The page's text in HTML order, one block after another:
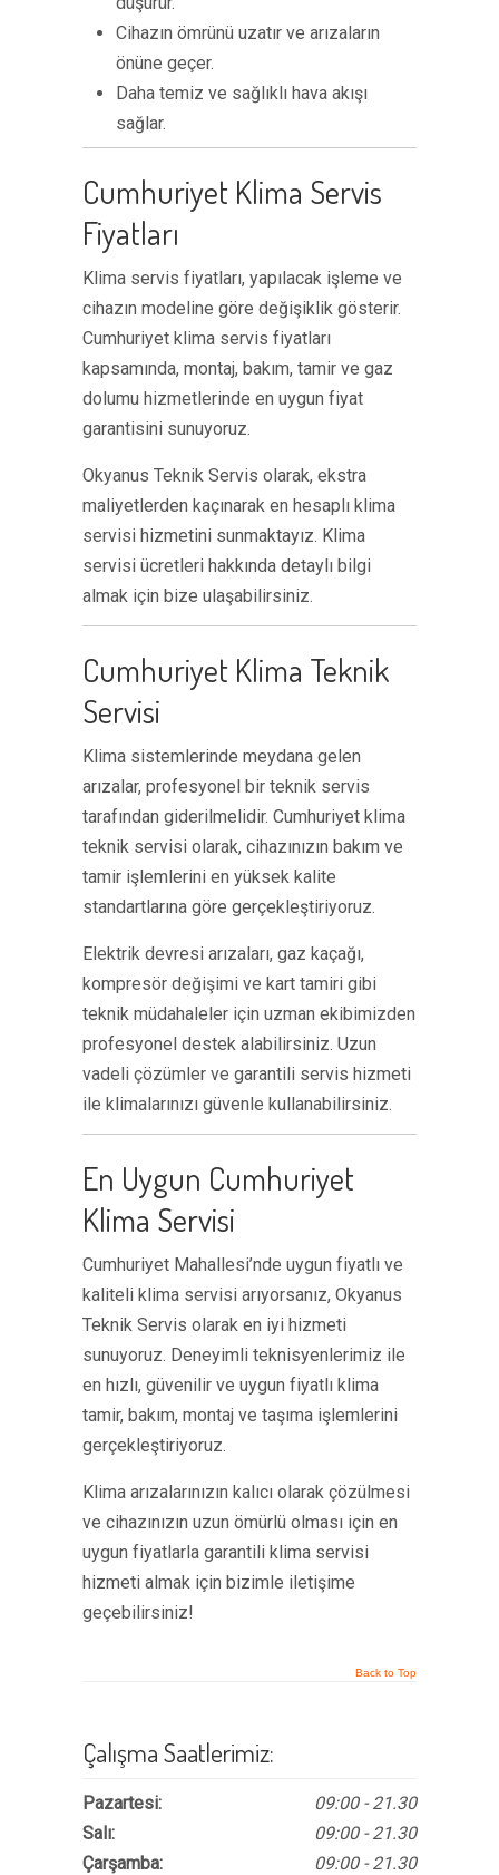
Cihazın ömrünü uzatır ve arızaların
önüne geçer.
Daha temiz ve sağlıklı hava akışı
sağlar.
Cumhuriyet Klima Servis
Fiyatları
Klima servis fiyatları, yapılacak işleme ve
cihazın modeline göre değişiklik gösterir.
Cumhuriyet klima servis fiyatları
kapsamında, montaj, bakım, tamir ve gaz
dolumu hizmetlerinde en uygun fiyat
garantisini sunuyoruz.
Okyanus Teknik Servis olarak, ekstra
maliyetlerden kaçınarak en hesaplı klima
servisi hizmetini sunmaktayız. Klima
servisi ücretleri hakkında detaylı bilgi
almak için bize ulaşabilirsiniz.
Cumhuriyet Klima Teknik
Servisi
Klima sistemlerinde meydana gelen
arızalar, profesyonel bir teknik servis
tarafından giderilmelidir. Cumhuriyet klima
teknik servisi olarak, cihazınızın bakım ve
tamir işlemlerini en yüksek kalite
standartlarına göre gerçekleştiriyoruz.
Elektrik devresi arızaları, gaz kaçağı,
kompresör değişimi ve kart tamiri gibi
teknik müdahaleler için uzman ekibimizden
profesyonel destek alabilirsiniz. Uzun
vadeli çözümler ve garantili servis hizmeti
ile klimalarınızı güvenle kullanabilirsiniz.
En Uygun Cumhuriyet
Klima Servisi
Cumhuriyet Mahallesi’nde uygun fiyatlı ve
kaliteli klima servisi arıyorsanız, Okyanus
Teknik Servis olarak en iyi hizmeti
sunuyoruz. Deneyimli teknisyenlerimiz ile
en hızlı, güvenilir ve uygun fiyatlı klima
tamir, bakım, montaj ve taşıma işlemlerini
gerçekleştiriyoruz.
Klima arızalarınızın kalıcı olarak çözülmesi
ve cihazınızın uzun ömürlü olması için en
uygun fiyatlarla garantili klima servisi
hizmeti almak için bizimle iletişime
geçebilirsiniz!
Back to Top
Çalışma Saatlerimiz:
Pazartesi:
Salı:
Çarşamba:
09:00 - 21.30
09:00 - 21.30
09:00 - 21.30